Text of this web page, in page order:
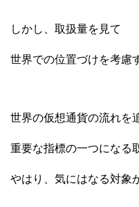
しかし、取扱量を見て
世界での位置づけを考慮
世界の仮想通貨の流れを
重要な指標の一つになる
やはり、気にはなる対象